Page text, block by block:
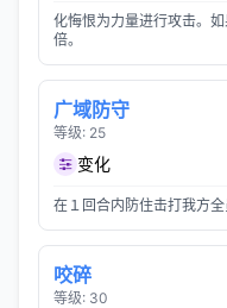
化悔恨为力量进行攻击。
倍。
广域防守
等级: 25
变化
在１回合内防住击打我方全
咬碎
等级: 30